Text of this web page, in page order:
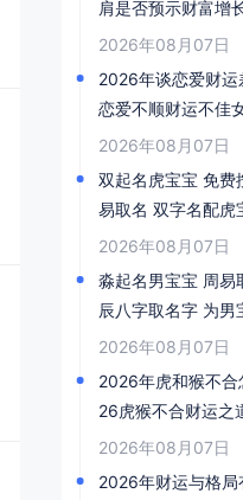
肩是否预示财富增
2026年08月07日
2026年谈恋爱财
恋爱不顺财运不佳
2026年08月07日
双起名虎宝宝 免费
易取名 双字名配虎
2026年08月07日
淼起名男宝宝 周易
辰八字取名字 为
2026年08月07日
2026年虎和猴不
26虎猴不合财运之
2026年08月07日
2026年财运与格